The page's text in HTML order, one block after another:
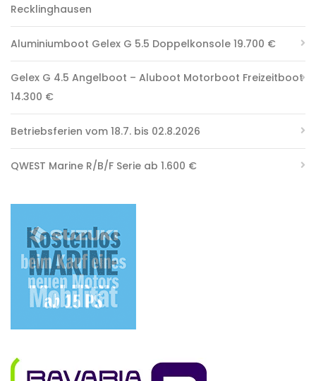
Recklinghausen
Aluminiumboot Gelex G 5.5 Doppelkonsole 19.700 €
Gelex G 4.5 Angelboot – Aluboot Motorboot Freizeitboot
14.300 €
Betriebsferien vom 18.7. bis 02.8.2026
QWEST Marine R/B/F Serie ab 1.600 €